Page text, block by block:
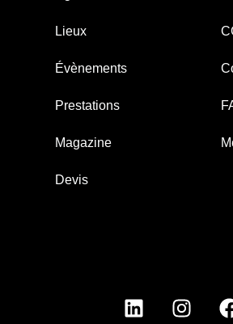
Lieux
Évènements
Prestations
Magazine
Devis